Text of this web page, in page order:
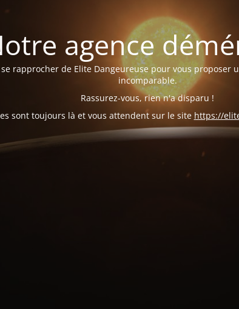
agence
rapprocher de Elite Dangeureuse pour vous proposer
incomparable.
Rassurez-vous, rien n'a disparu !
sont toujours là et vous attendent sur le site https://